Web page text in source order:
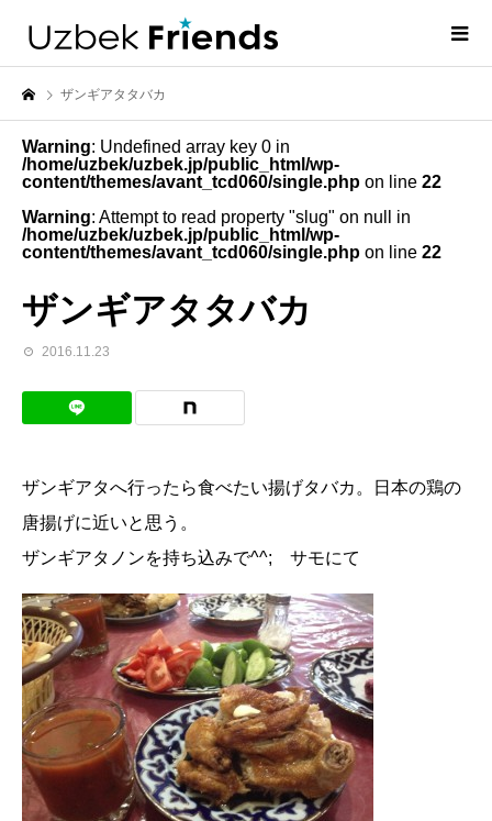
ザンギアタタバカ
Warning: Undefined array key 0 in
/home/uzbek/uzbek.jp/public_html/wp-
content/themes/avant_tcd060/single.php on line 22
Warning: Attempt to read property "slug" on null in
/home/uzbek/uzbek.jp/public_html/wp-
content/themes/avant_tcd060/single.php on line 22
ザンギアタタバカ
2016.11.23
ザンギアタへ行ったら食べたい揚げタバカ。日本の鶏の
唐揚げに近いと思う。
ザンギアタノンを持ち込みで^^; サモにて